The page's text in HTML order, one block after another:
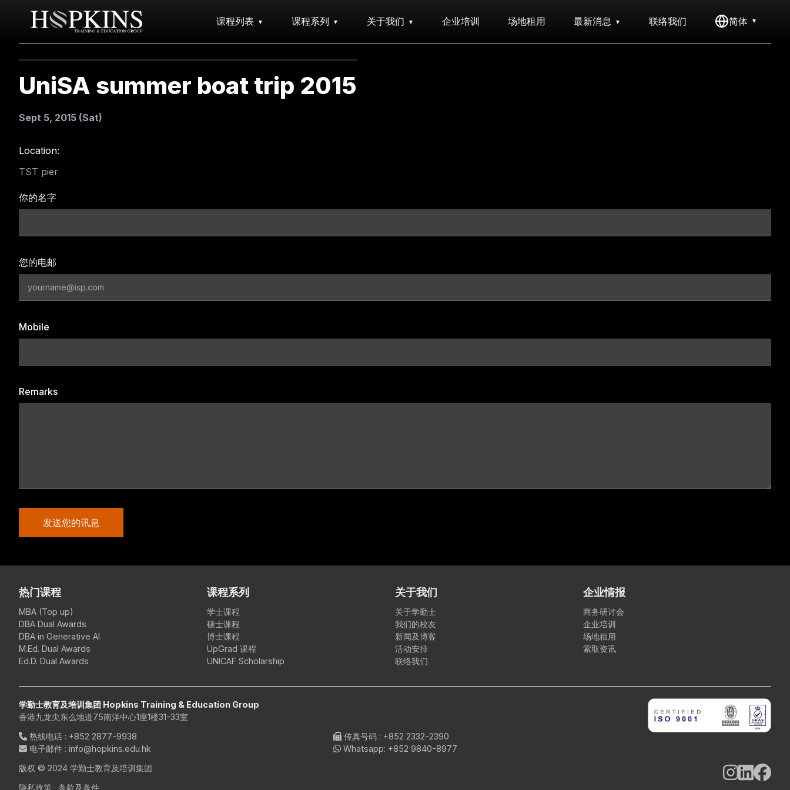
课程列表 课程系列 关于我们 企业培训 场地租用 最新消息 联络我们 简体
UniSA summer boat trip 2015
Sept 5, 2015 (Sat)
Location:
TST pier
你的名字
您的电邮
Mobile
Remarks
发送您的讯息
热门课程
MBA (Top up)
DBA Dual Awards
DBA in Generative AI
M.Ed. Dual Awards
Ed.D. Dual Awards
课程系列
学士课程
硕士课程
博士课程
UpGrad 课程
UNICAF Scholarship
关于我们
关于学勤士
我们的校友
新闻及博客
活动安排
联络我们
企业情报
商务研讨会
企业培训
场地租用
索取资讯
学勤士教育及培训集团 Hopkins Training & Education Group
香港九龙尖东么地道75南洋中心1座1楼31-33室
热线电话 : +852 2877-9938 传真号码 : +852 2332-2390
电子邮件 : info@hopkins.edu.hk Whatsapp: +852 9840-8977
版权 © 2024 学勤士教育及培训集团
隐私政策 · 条款及条件